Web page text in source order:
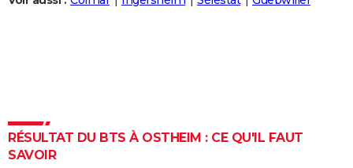
Carte de Noël
Carte Bonne année
Carte Saint-Valentin
Carte Pâques
Carte d'anniversaire
RÉSULTAT DU BTS À OSTHEIM : CE QU'IL FAUT
SAVOIR